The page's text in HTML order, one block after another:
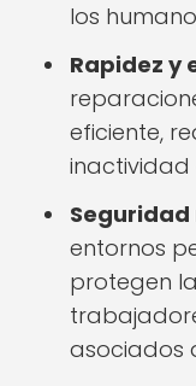
los
Rapidez y
eficiente,
inactividad
entornos
protegen
asociados